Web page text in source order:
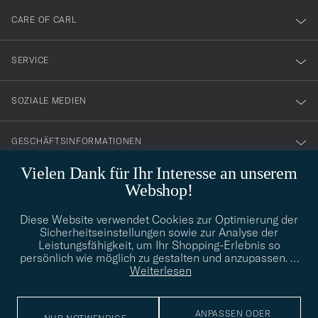
Vielen Dank für Ihr Interesse an unserem
Webshop!
Diese Website verwendet Cookies zur Optimierung der
Sicherheitseinstellungen sowie zur Analyse der
Leistungsfähigkeit, um Ihr Shopping-Erlebnis so
persönlich wie möglich zu gestalten und anzupassen. …
Weiterlesen
ANPASSEN ODER
till
vårt
nyhetsbrev!
CARE OF CARL
SERVICE
SOZIALE MEDIEN
GESCHÄFTSINFORMATIONEN
info@careofcarl.de
Benötigen Sie Hilfe bei der Suche nach Ihrem persönlichen Stil?
Wenden Sie sich an uns, wir helfen Ihnen gerne weiter!
STILBERATUNG